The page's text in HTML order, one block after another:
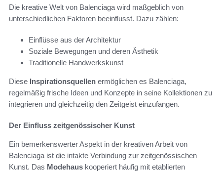
Die kreative Welt von Balenciaga wird maßgeblich von
unterschiedlichen Faktoren beeinflusst. Dazu zählen:
Einflüsse aus der Architektur
Soziale Bewegungen und deren Ästhetik
Traditionelle Handwerkskunst
Diese Inspirationsquellen ermöglichen es Balenciaga,
regelmäßig frische Ideen und Konzepte in seine Kollektionen zu
integrieren und gleichzeitig den Zeitgeist einzufangen.
Der Einfluss zeitgenössischer Kunst
Ein bemerkenswerter Aspekt in der kreativen Arbeit von
Balenciaga ist die intakte Verbindung zur zeitgenössischen
Kunst. Das Modehaus kooperiert häufig mit etablierten